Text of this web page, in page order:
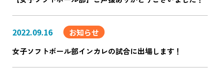
2022.09.16
お知らせ
女子ソフトボール部インカレの試合に出場します！